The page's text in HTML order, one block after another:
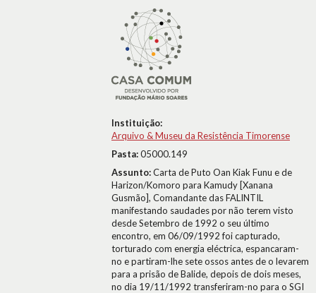
Instituição:
Arquivo & Museu da Resistência Timorense
Pasta:05000.149
Assunto:Carta de Puto Oan Kiak Funu e de
Harizon/Komoro para Kamudy [Xanana
Gusmão], Comandante das FALINTIL
manifestando saudades por não terem visto
desde Setembro de 1992 o seu último
encontro, em 06/09/1992 foi capturado,
torturado com energia eléctrica, espancaram-
no e partiram-lhe sete ossos antes de o levarem
para a prisão de Balide, depois de dois meses,
no dia 19/11/1992 transferiram-no para o SGI